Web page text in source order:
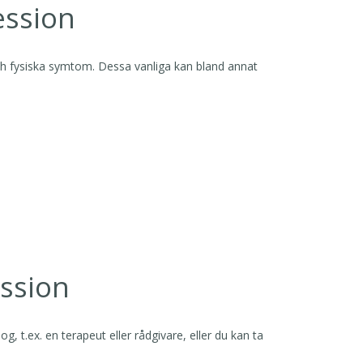
fysiska symtom. Dessa vanliga kan bland annat
t.ex. en terapeut eller rådgivare, eller du kan ta